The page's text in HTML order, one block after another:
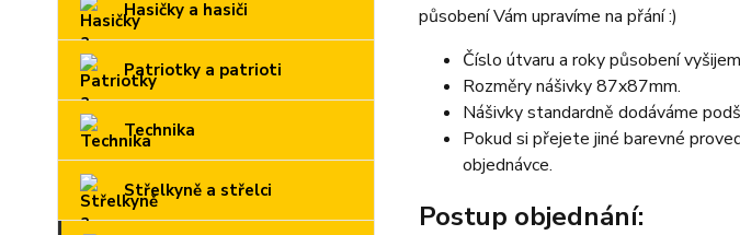
Hasičky a hasiči
Patriotky a patrioti
Technika
Střelkyně a střelci
působení Vám upravíme na přání :)
Číslo útvaru a roky působení
Rozměry nášivky 87x87mm.
Nášivky standardně dodáváme
Pokud si přejete jiné barevné
objednávce.
Postup objednání: